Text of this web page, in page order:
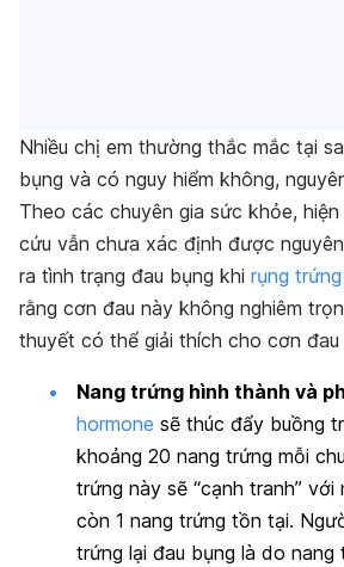
Nhiều chị em thường thắc mắc tại
bụng và có nguy hiểm không,
Theo các chuyên gia sức khỏe,
cứu vẫn chưa xác định được
ra tình trạng đau bụng khi rụng trứng
rằng cơn đau này không nghiêm
thuyết có thể giải thích cho cơn đau
Nang trứng hình thành và
hormone sẽ thúc đẩy buồng
khoảng 20 nang trứng mỗi
trứng này sẽ “cạnh tranh” với
còn 1 nang trứng tồn tại.
trứng lại đau bụng là do nang